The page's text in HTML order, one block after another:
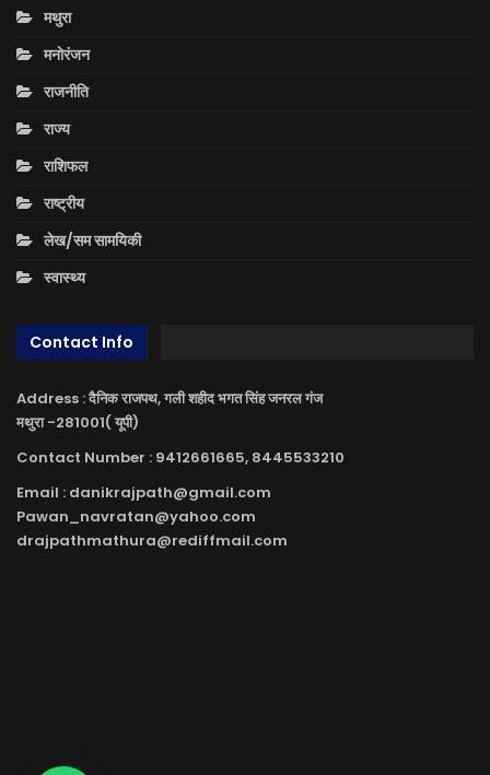
मथुरा
मनोरंजन
राजनीति
राज्य
राशिफल
राष्ट्रीय
लेख/सम सामयिकी
स्वास्थ्य
Contact Info
Address : दैनिक राजपथ, गली शहीद भगत सिंह जनरल गंज
मथुरा -281001( यूपी)
Contact Number : 9412661665, 8445533210
Email : danikrajpath@gmail.com
Pawan_navratan@yahoo.com
drajpathmathura@rediffmail.com